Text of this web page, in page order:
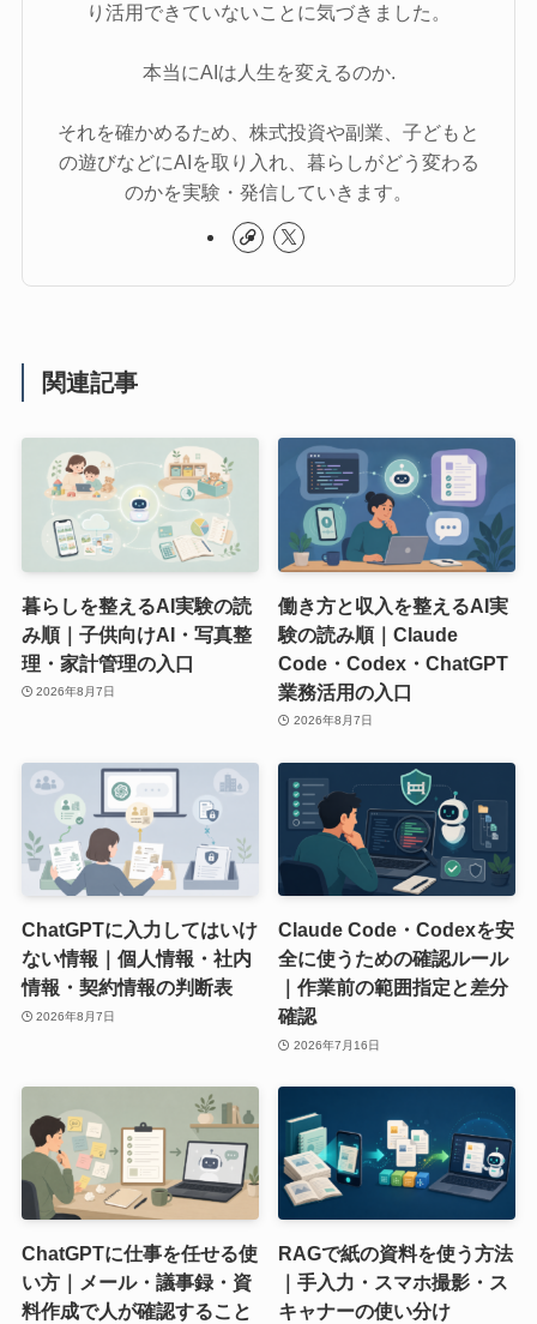
り活用できていないことに気づきました。
本当にAIは人生を変えるのか.
それを確かめるため、株式投資や副業、子どもと
の遊びなどにAIを取り入れ、暮らしがどう変わる
のかを実験・発信していきます。
関連記事
暮らしを整えるAI実験の読
み順｜子供向けAI・写真整
理・家計管理の入口
2026年8月7日
働き方と収入を整えるAI実
験の読み順｜Claude
Code・Codex・ChatGPT
業務活用の入口
2026年8月7日
ChatGPTに入力してはいけ
ない情報｜個人情報・社内
情報・契約情報の判断表
2026年8月7日
Claude Code・Codexを安
全に使うための確認ルール
｜作業前の範囲指定と差分
確認
2026年7月16日
ChatGPTに仕事を任せる使
い方｜メール・議事録・資
料作成で人が確認すること
RAGで紙の資料を使う方法
｜手入力・スマホ撮影・ス
キャナーの使い分け